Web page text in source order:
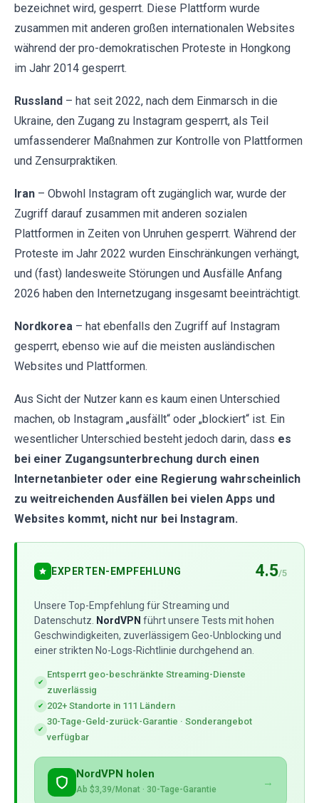
bezeichnet wird, gesperrt. Diese Plattform wurde
zusammen mit anderen großen internationalen Websites
während der pro-demokratischen Proteste in Hongkong
im Jahr 2014 gesperrt.
Russland – hat seit 2022, nach dem Einmarsch in die
Ukraine, den Zugang zu Instagram gesperrt, als Teil
umfassenderer Maßnahmen zur Kontrolle von Plattformen
und Zensurpraktiken.
Iran – Obwohl Instagram oft zugänglich war, wurde der
Zugriff darauf zusammen mit anderen sozialen
Plattformen in Zeiten von Unruhen gesperrt. Während der
Proteste im Jahr 2022 wurden Einschränkungen verhängt,
und (fast) landesweite Störungen und Ausfälle Anfang
2026 haben den Internetzugang insgesamt beeinträchtigt.
Nordkorea – hat ebenfalls den Zugriff auf Instagram
gesperrt, ebenso wie auf die meisten ausländischen
Websites und Plattformen.
Aus Sicht der Nutzer kann es kaum einen Unterschied
machen, ob Instagram „ausfällt“ oder „blockiert“ ist. Ein
wesentlicher Unterschied besteht jedoch darin, dass es
bei einer Zugangsunterbrechung durch einen
Internetanbieter oder eine Regierung wahrscheinlich
zu weitreichenden Ausfällen bei vielen Apps und
Websites kommt, nicht nur bei Instagram.
EXPERTEN-EMPFEHLUNG 4.5/5
Unsere Top-Empfehlung für Streaming und
Datenschutz. NordVPN führt unsere Tests mit hohen
Geschwindigkeiten, zuverlässigem Geo-Unblocking und
einer strikten No-Logs-Richtlinie durchgehend an.
✔
Entsperrt geo-beschränkte Streaming-Dienste
zuverlässig
✔ 202+ Standorte in 111 Ländern
✔
30-Tage-Geld-zurück-Garantie · Sonderangebot
verfügbar
NordVPN holen
Ab $3,39/Monat · 30-Tage-Garantie
→